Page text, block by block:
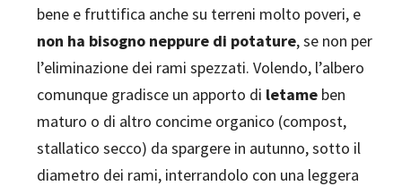
bene e fruttifica anche su terreni molto poveri, e
non ha bisogno neppure di potature, se non per
l’eliminazione dei rami spezzati. Volendo, l’albero
comunque gradisce un apporto di letame ben
maturo o di altro concime organico (compost,
stallatico secco) da spargere in autunno, sotto il
diametro dei rami, interrandolo con una leggera